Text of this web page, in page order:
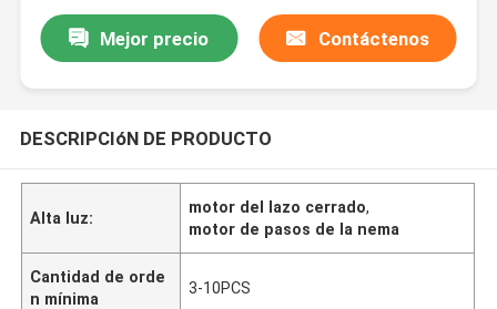
Mejor precio Contáctenos
DESCRIPCIóN DE PRODUCTO
Alta luz:
motor del lazo cerrado,
motor de pasos de la nema
Cantidad de orde
n mínima
3-10PCS